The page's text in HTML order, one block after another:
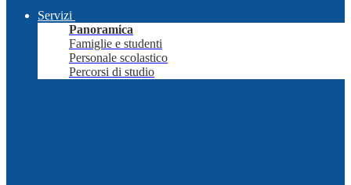
Servizi
Panoramica
Famiglie e studenti
Personale scolastico
Percorsi di studio